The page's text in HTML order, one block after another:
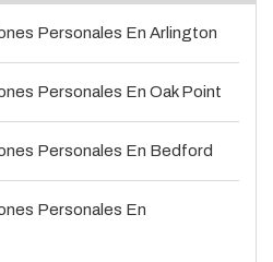
Personales En Arlington
Personales En Oak Point
Personales En Bedford
Personales En